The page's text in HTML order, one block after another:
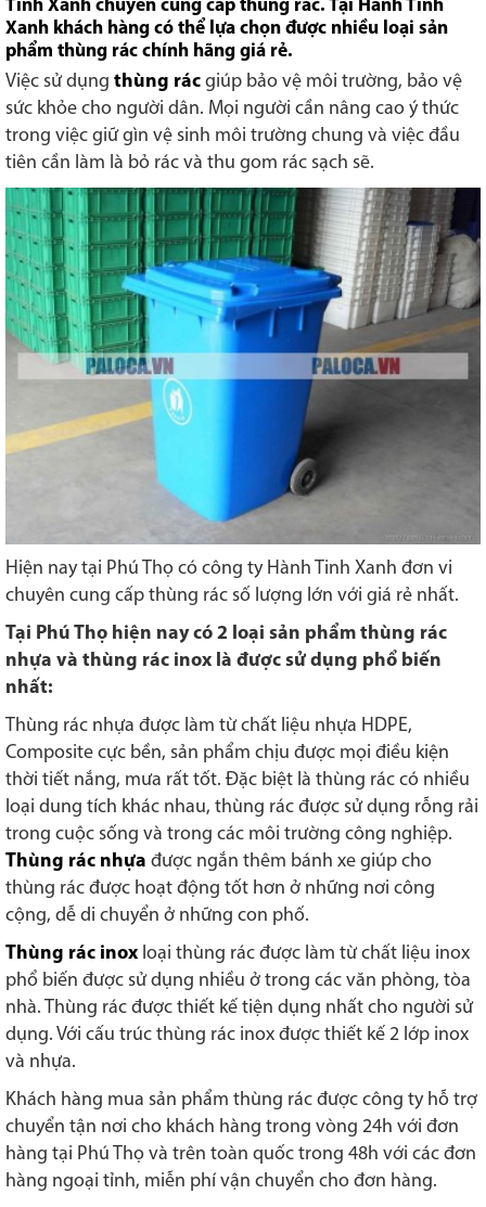
Tinh Xanh chuyên cung cấp thùng rác. Tại Hành Tinh
Xanh khách hàng có thể lựa chọn được nhiều loại sản
phẩm thùng rác chính hãng giá rẻ.
Việc sử dụng thùng rác giúp bảo vệ môi trường, bảo vệ
sức khỏe cho người dân. Mọi người cần nâng cao ý thức
trong việc giữ gìn vệ sinh môi trường chung và việc đầu
tiên cần làm là bỏ rác và thu gom rác sạch sẽ.
Hiện nay tại Phú Thọ có công ty Hành Tinh Xanh đơn vi
chuyên cung cấp thùng rác số lượng lớn với giá rẻ nhất.
Tại Phú Thọ hiện nay có 2 loại sản phẩm thùng rác
nhựa và thùng rác inox là được sử dụng phổ biến
nhất:
Thùng rác nhựa được làm từ chất liệu nhựa HDPE,
Composite cực bền, sản phẩm chịu được mọi điều kiện
thời tiết nắng, mưa rất tốt. Đặc biệt là thùng rác có nhiều
loại dung tích khác nhau, thùng rác được sử dụng rỗng rải
trong cuộc sống và trong các môi trường công nghiệp.
Thùng rác nhựa được ngắn thêm bánh xe giúp cho
thùng rác được hoạt động tốt hơn ở những nơi công
cộng, dễ di chuyển ở những con phố.
Thùng rác inox loại thùng rác được làm từ chất liệu inox
phổ biến được sử dụng nhiều ở trong các văn phòng, tòa
nhà. Thùng rác được thiết kế tiện dụng nhất cho người sử
dụng. Với cấu trúc thùng rác inox được thiết kế 2 lớp inox
và nhựa.
Khách hàng mua sản phẩm thùng rác được công ty hỗ trợ
chuyển tận nơi cho khách hàng trong vòng 24h với đơn
hàng tại Phú Thọ và trên toàn quốc trong 48h với các đơn
hàng ngoại tỉnh, miễn phí vận chuyển cho đơn hàng.